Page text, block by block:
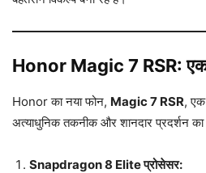
Honor Magic 7 RSR:
Honor का नया फोन, Magic 7 RSR, एक
अत्याधुनिक तकनीक और शानदार प्रदर्शन का
Snapdragon 8 Elite प्रोसेसर: